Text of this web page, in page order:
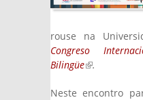
rouse na
Congreso
Bilingüe(link is
.
Neste encontro